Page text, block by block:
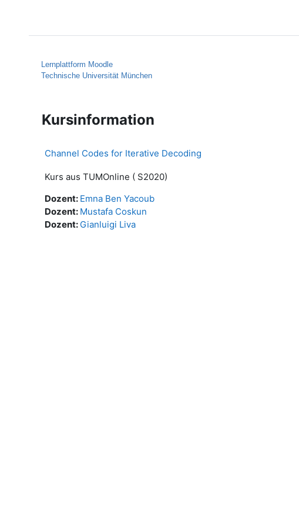
Lernplattform Moodle
Technische Universität München
Kursinformation
Channel Codes for Iterative Decoding
Kurs aus TUMOnline ( S2020)
Dozent: Emna Ben Yacoub
Dozent: Mustafa Coskun
Dozent: Gianluigi Liva